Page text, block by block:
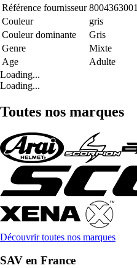
Référence fournisseur 8004363001
Couleur
gris
Couleur dominante
Gris
Genre
Mixte
Age
Adulte
Loading...
Loading...
Toutes nos marques
Découvrir toutes nos marques
SAV en France